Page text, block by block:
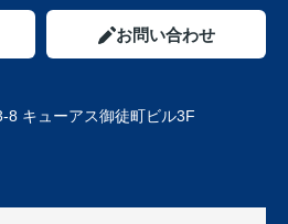
お問い合わせ
8 キューアス御徒町ビル3F